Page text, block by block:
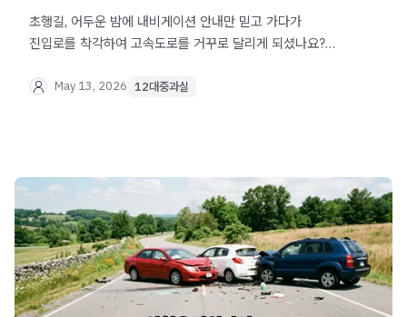
초행길, 어두운 밤에 내비게이션 안내만 믿고 가다가
진입로를 착각하여 고속도로를 거꾸로 달리게 되셨나요?
공포는 이루 말할 수 없을 것입니다. 단순한 길눈 어두움이나
법무법인 오현 음주교통대응TF팀에서 실형을 피하고 소중한
일상을 안전하게 지켜내는 현명한 대처법을 설명해 드릴게요.
May 13, 2026 12대중과실